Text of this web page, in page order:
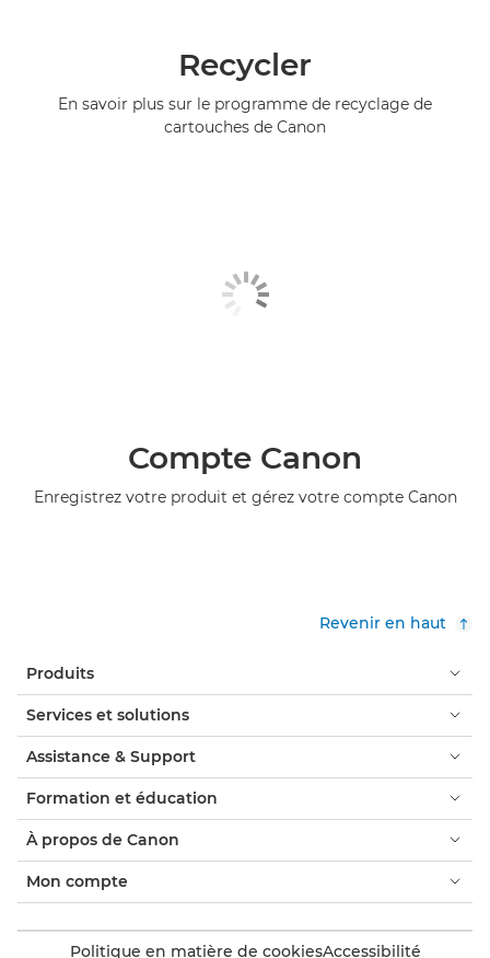
Recycler
En savoir plus sur le programme de recyclage de
cartouches de Canon
Compte Canon
Enregistrez votre produit et gérez votre compte Canon
Revenir en haut
Produits
Services et solutions
Assistance & Support
Formation et éducation
À propos de Canon
Mon compte
Politique en matière de cookiesAccessibilité